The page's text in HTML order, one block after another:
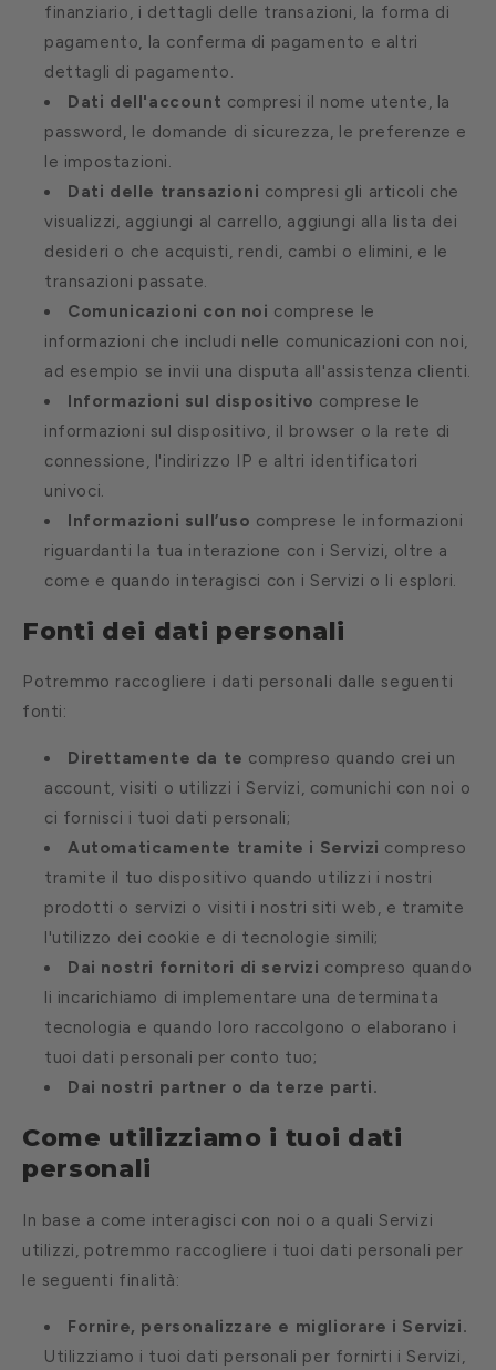
finanziario, i dettagli delle transazioni, la forma di
pagamento, la conferma di pagamento e altri
dettagli di pagamento.
Dati dell'account compresi il nome utente, la
password, le domande di sicurezza, le preferenze e
le impostazioni.
Dati delle transazioni compresi gli articoli che
visualizzi, aggiungi al carrello, aggiungi alla lista dei
desideri o che acquisti, rendi, cambi o elimini, e le
transazioni passate.
Comunicazioni con noi comprese le
informazioni che includi nelle comunicazioni con noi,
ad esempio se invii una disputa all'assistenza clienti.
Informazioni sul dispositivo comprese le
informazioni sul dispositivo, il browser o la rete di
connessione, l'indirizzo IP e altri identificatori
univoci.
Informazioni sull’uso comprese le informazioni
riguardanti la tua interazione con i Servizi, oltre a
come e quando interagisci con i Servizi o li esplori.
Fonti dei dati personali
Potremmo raccogliere i dati personali dalle seguenti
fonti:
Direttamente da te compreso quando crei un
account, visiti o utilizzi i Servizi, comunichi con noi o
ci fornisci i tuoi dati personali;
Automaticamente tramite i Servizi compreso
tramite il tuo dispositivo quando utilizzi i nostri
prodotti o servizi o visiti i nostri siti web, e tramite
l'utilizzo dei cookie e di tecnologie simili;
Dai nostri fornitori di servizi compreso quando
li incarichiamo di implementare una determinata
tecnologia e quando loro raccolgono o elaborano i
tuoi dati personali per conto tuo;
Dai nostri partner o da terze parti.
Come utilizziamo i tuoi dati
personali
In base a come interagisci con noi o a quali Servizi
utilizzi, potremmo raccogliere i tuoi dati personali per
le seguenti finalità:
Fornire, personalizzare e migliorare i Servizi.
Utilizziamo i tuoi dati personali per fornirti i Servizi,